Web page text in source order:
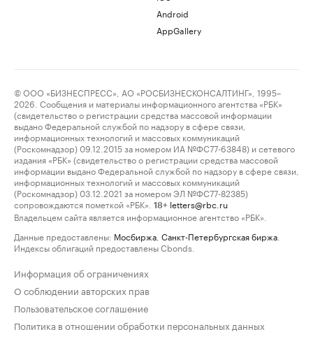
Android
AppGallery
© ООО «БИЗНЕСПРЕСС», АО «РОСБИЗНЕСКОНСАЛТИНГ», 1995–
2026. Сообщения и материалы информационного агентства «РБК»
(свидетельство о регистрации средства массовой информации
выдано Федеральной службой по надзору в сфере связи,
информационных технологий и массовых коммуникаций
(Роскомнадзор) 09.12.2015 за номером ИА №ФС77-63848) и сетевого
издания «РБК» (свидетельство о регистрации средства массовой
информации выдано Федеральной службой по надзору в сфере связи,
информационных технологий и массовых коммуникаций
(Роскомнадзор) 03.12.2021 за номером ЭЛ №ФС77-82385)
сопровождаются пометкой «РБК».
18+ letters@rbc.ru
Владельцем сайта является информационное агентство «РБК».
Данные предоставлены: Мосбиржа Санкт-Петербургская биржа
Индексы облигаций предоставлены Cbonds.
Информация об ограничениях
О соблюдении авторских прав
Пользовательское соглашение
Политика в отношении обработки персональных данных